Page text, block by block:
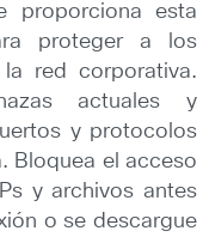
proporciona esta
proteger a los
red corporativa.
actuales y
y protocolos
Bloquea el acceso
y archivos antes
o se descargue